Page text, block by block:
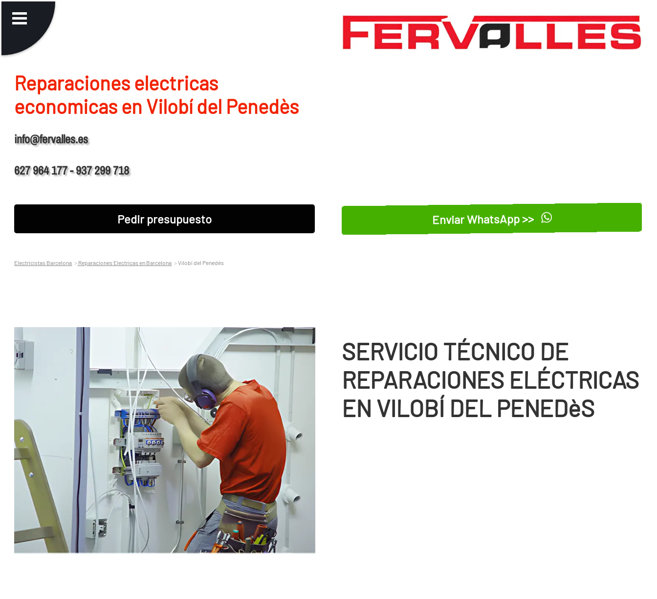
Reparaciones electricas
economicas en Vilobí del Penedès
info@fervalles.es
627 964 177 - 937 299 718
Pedir presupuesto Enviar WhatsApp >>
Electricistas Barcelona Reparaciones Electricas en Barcelona Vilobí del Penedès
SERVICIO TÉCNICO DE
REPARACIONES ELÉCTRICAS
EN VILOBÍ DEL PENEDèS